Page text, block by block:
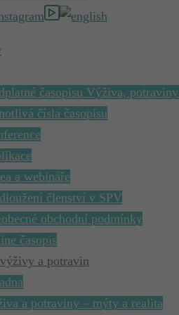
časopisu Výživa,
čísla časopisu
a webináře
členství v SPV
obchodní podmínky
časopis
a potravin
a potraviny – mýty a realita